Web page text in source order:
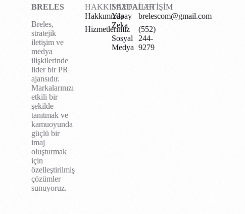
BRELES
Breles,
stratejik
iletişim ve
medya
ilişkilerinde
lider bir PR
ajansıdır.
Markalarınızı
etkili bir
şekilde
tanıtmak ve
kamuoyunda
güçlü bir
imaj
oluşturmak
için
özelleştirilmiş
çözümler
sunuyoruz.
HAKKIMIZDA
Hakkımızda
Hizmetlerimiz
SAYFALAR
Yapay
Zeka
Sosyal
Medya
İLETİŞİM
brelescom@gmail.com
(552)
244-
9279